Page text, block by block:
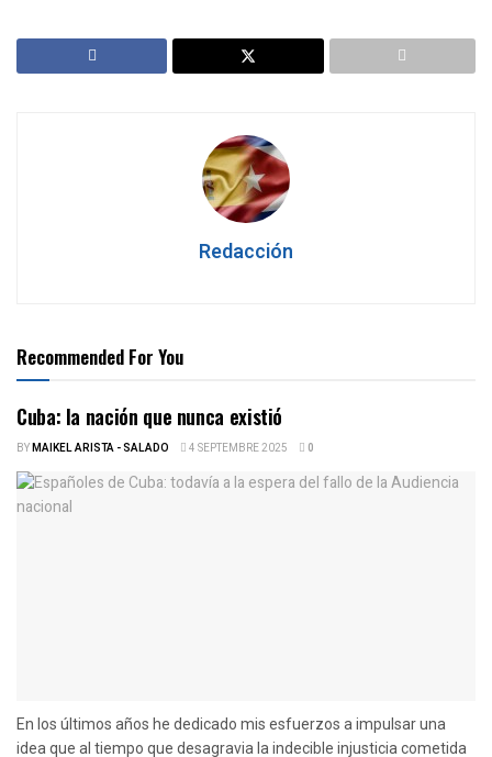
Redacción
Recommended For You
Cuba: la nación que nunca existió
BYMAIKEL ARISTA - SALADO 4 SEPTEMBRE 2025 0
En los últimos años he dedicado mis esfuerzos a impulsar una
idea que al tiempo que desagravia la indecible injusticia cometida